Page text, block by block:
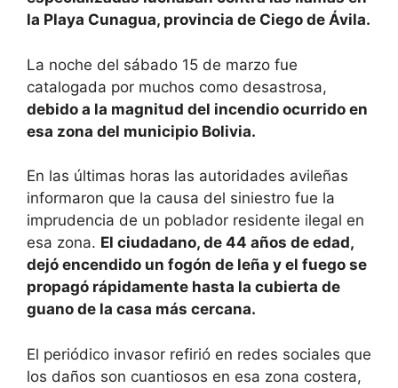
la Playa Cunagua, provincia de Ciego de Ávila.
La noche del sábado 15 de marzo fue
catalogada por muchos como desastrosa,
debido a la magnitud del incendio ocurrido en
esa zona del municipio Bolivia.
En las últimas horas las autoridades avileñas
informaron que la causa del siniestro fue la
imprudencia de un poblador residente ilegal en
esa zona. El ciudadano, de 44 años de edad,
dejó encendido un fogón de leña y el fuego se
propagó rápidamente hasta la cubierta de
guano de la casa más cercana.
El periódico invasor refirió en redes sociales que
los daños son cuantiosos en esa zona costera,